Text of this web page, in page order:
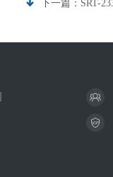
下一篇： SRT-